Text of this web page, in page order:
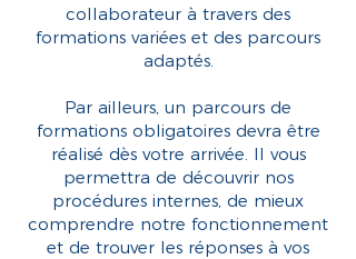
collaborateur à travers des
formations variées et des parcours
adaptés.
Par ailleurs, un parcours de
formations obligatoires devra être
réalisé dès votre arrivée. Il vous
permettra de découvrir nos
procédures internes, de mieux
comprendre notre fonctionnement
et de trouver les réponses à vos